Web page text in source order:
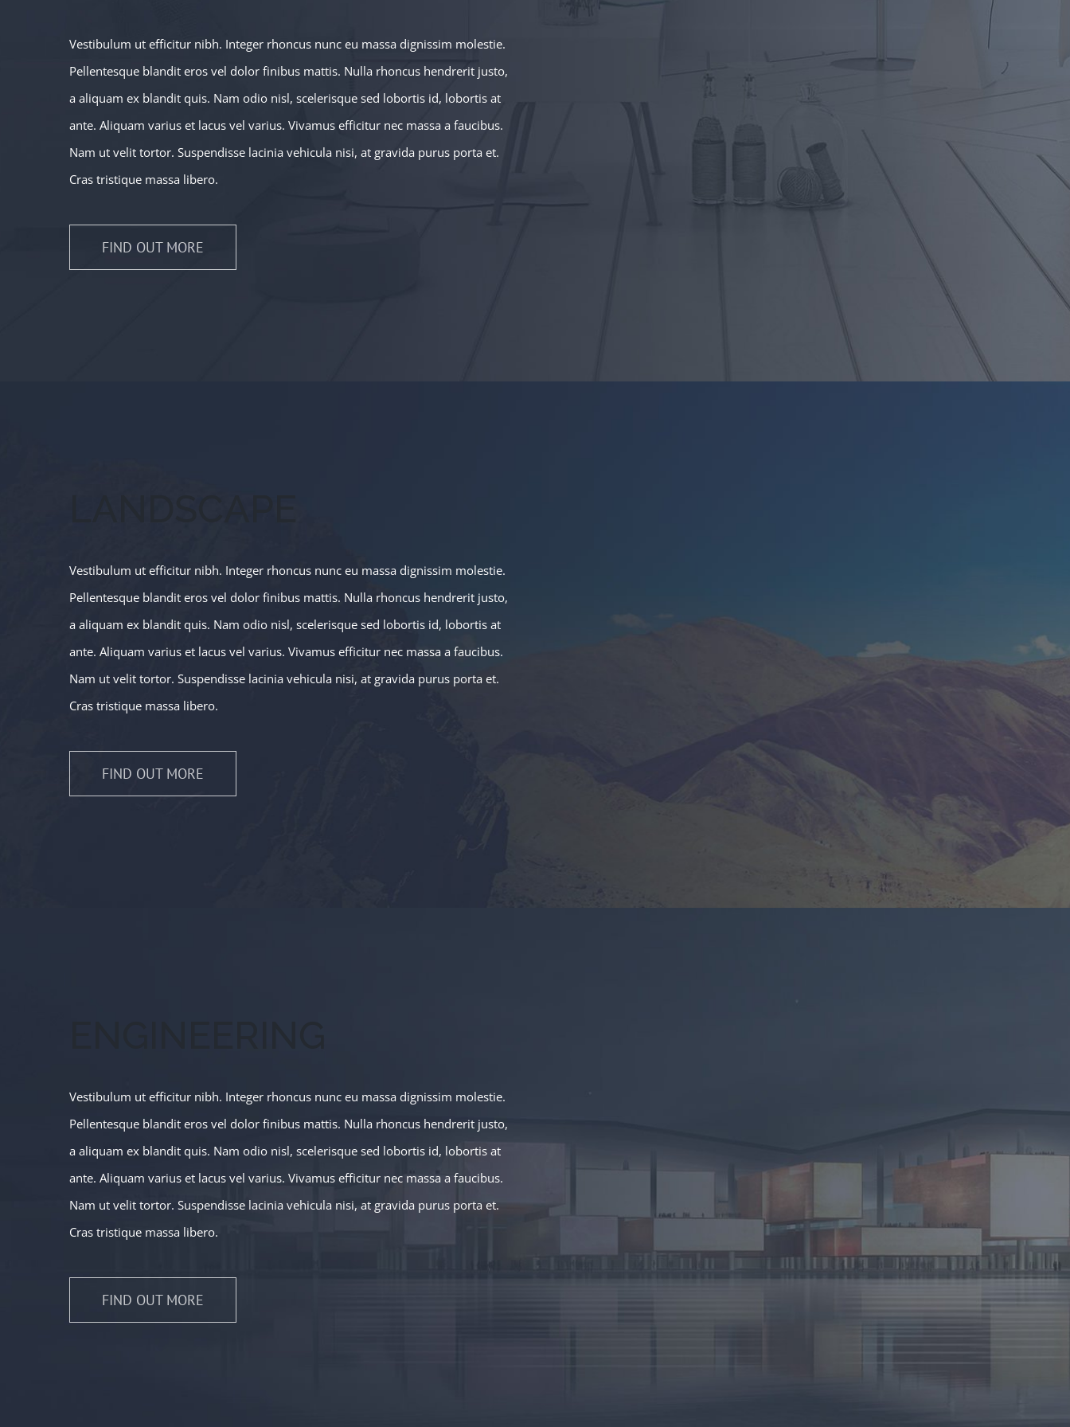
Vestibulum ut efficitur nibh. Integer rhoncus nunc eu massa dignissim molestie.
Pellentesque blandit eros vel dolor finibus mattis. Nulla rhoncus hendrerit justo,
a aliquam ex blandit quis. Nam odio nisl, scelerisque sed lobortis id, lobortis at
ante. Aliquam varius et lacus vel varius. Vivamus efficitur nec massa a faucibus.
Nam ut velit tortor. Suspendisse lacinia vehicula nisi, at gravida purus porta et.
Cras tristique massa libero.
FIND OUT MORE
Vestibulum ut efficitur nibh. Integer rhoncus nunc eu massa dignissim molestie.
Pellentesque blandit eros vel dolor finibus mattis. Nulla rhoncus hendrerit justo,
a aliquam ex blandit quis. Nam odio nisl, scelerisque sed lobortis id, lobortis at
ante. Aliquam varius et lacus vel varius. Vivamus efficitur nec massa a faucibus.
Nam ut velit tortor. Suspendisse lacinia vehicula nisi, at gravida purus porta et.
Cras tristique massa libero.
FIND OUT MORE
Vestibulum ut efficitur nibh. Integer rhoncus nunc eu massa dignissim molestie.
Pellentesque blandit eros vel dolor finibus mattis. Nulla rhoncus hendrerit justo,
a aliquam ex blandit quis. Nam odio nisl, scelerisque sed lobortis id, lobortis at
ante. Aliquam varius et lacus vel varius. Vivamus efficitur nec massa a faucibus.
Nam ut velit tortor. Suspendisse lacinia vehicula nisi, at gravida purus porta et.
Cras tristique massa libero.
FIND OUT MORE